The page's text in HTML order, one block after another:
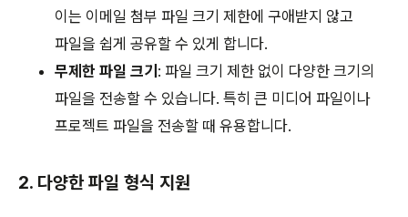
이는 이메일 첨부 파일 크기 제한에 구애받지 않고
파일을 쉽게 공유할 수 있게 합니다.
무제한 파일 크기 : 파일 크기 제한 없이 다양한 크기의
파일을 전송할 수 있습니다. 특히 큰 미디어 파일이나
프로젝트 파일을 전송할 때 유용합니다.
2. 다양한 파일 형식 지원